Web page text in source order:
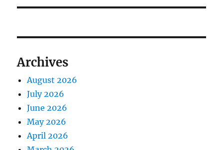
Archives
August 2026
July 2026
June 2026
May 2026
April 2026